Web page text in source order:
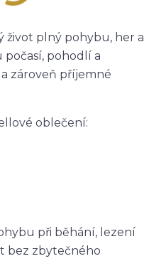
život plný pohybu, her a
pohodlí a
zároveň příjemné
oblečení:
při běhání, lezení
bez zbytečného